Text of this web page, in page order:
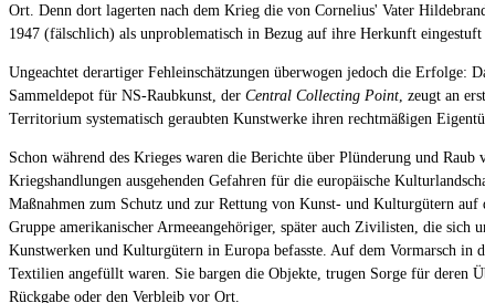
Ort. Denn dort lagerten nach dem Krieg die von Cornelius' Vater
1947 (fälschlich) als unproblematisch in Bezug auf ihre Herkunft
Ungeachtet derartiger Fehleinschätzungen überwogen jedoch die
Sammeldepot für NS-Raubkunst, der Central Collecting Point , zeugt an
Territorium systematisch geraubten Kunstwerke ihren rechtmäßigen
Schon während des Krieges waren die Berichte über Plünderung und
Kriegshandlungen ausgehenden Gefahren für die europäische
Maßnahmen zum Schutz und zur Rettung von Kunst- und Kulturgütern
Gruppe amerikanischer Armeeangehöriger, später auch Zivilisten, die
Kunstwerken und Kulturgütern in Europa befasste. Auf dem Vormarsch in
Textilien angefüllt waren. Sie bargen die Objekte, trugen Sorge für deren
Rückgabe oder den Verbleib vor Ort.